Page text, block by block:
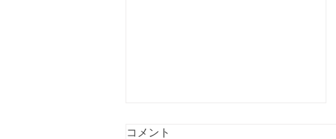
コメント